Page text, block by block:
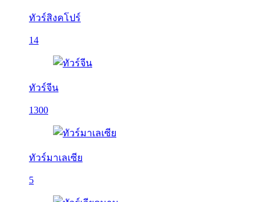
ทัวร์สิงคโปร์
14
ทัวร์จีน
1300
ทัวร์มาเลเซีย
5